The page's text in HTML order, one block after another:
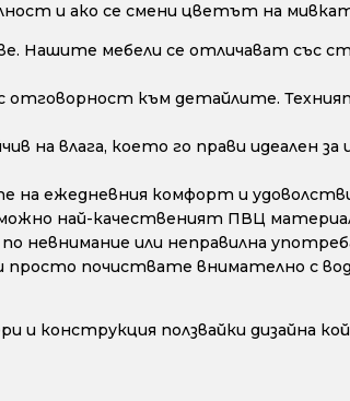
и ако се смени цветът на
мебели се отличават със
към детайлите.
влага, което го прави идеален за
на ежедневния комфорт и
най-качественият ПВЦ
невнимание или неправилна
почиствате внимателно с
и конструкция ползвайки дизайна